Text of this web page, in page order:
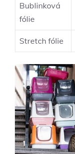
Bublinková​
fólie
Stretch fólie